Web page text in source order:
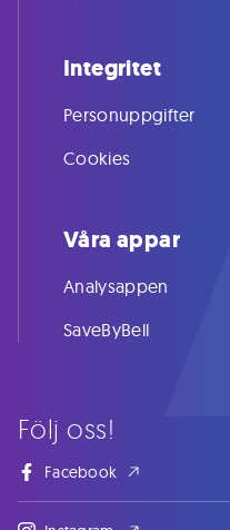
Följ oss!
Facebook
Integritet
Personuppgifter
Cookies
Våra appar
Analysappen
SaveByBell